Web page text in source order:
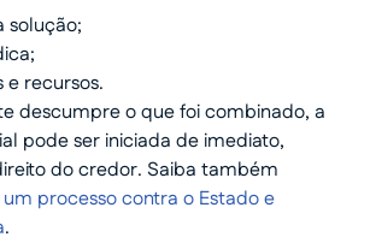
solução;
e recursos.
descumpre o que foi combinado, a
pode ser iniciada de imediato,
do credor. Saiba também
processo contra o Estado e
.